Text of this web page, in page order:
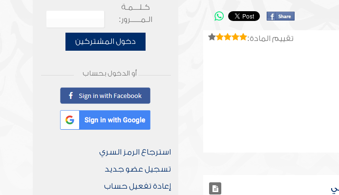
تقييم المادة:
كـلـــمـة
الـمـــــرور:
دخول المشتركين
أو الدخول بحساب
استرجاع الرمز السري
تسجيل عضو جديد
إعادة تفعيل حساب